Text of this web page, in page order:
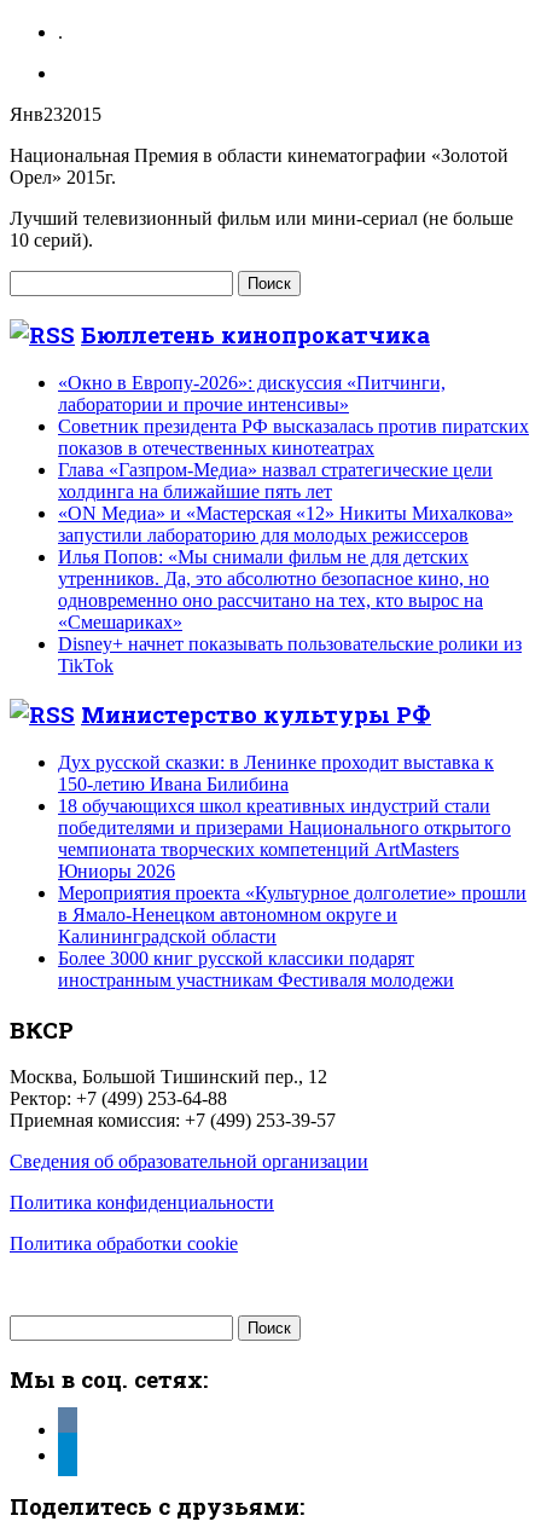
.
Янв232015
Национальная Премия в области кинематографии «Золотой
Орел» 2015г.
Лучший телевизионный фильм или мини-сериал (не больше
10 серий).
Бюллетень кинопрокатчика
«Окно в Европу-2026»: дискуссия «Питчинги,
лаборатории и прочие интенсивы»
Советник президента РФ высказалась против пиратских
показов в отечественных кинотеатрах
Глава «Газпром-Медиа» назвал стратегические цели
холдинга на ближайшие пять лет
«ON Медиа» и «Мастерская «12» Никиты Михалкова»
запустили лабораторию для молодых режиссеров
Илья Попов: «Мы снимали фильм не для детских
утренников. Да, это абсолютно безопасное кино, но
одновременно оно рассчитано на тех, кто вырос на
«Смешариках»
Disney+ начнет показывать пользовательские ролики из
TikTok
Министерство культуры РФ
Дух русской сказки: в Ленинке проходит выставка к
150-летию Ивана Билибина
18 обучающихся школ креативных индустрий стали
победителями и призерами Национального открытого
чемпионата творческих компетенций ArtMasters
Юниоры 2026
Мероприятия проекта «Культурное долголетие» прошли
в Ямало-Ненецком автономном округе и
Калининградской области
Более 3000 книг русской классики подарят
иностранным участникам Фестиваля молодежи
ВКСР
Москва, Большой Тишинский пер., 12
Ректор: +7 (499) 253-64-88
Приемная комиссия: +7 (499) 253-39-57
Сведения об образовательной организации
Политика конфиденциальности
Политика обработки cookie
Мы в соц. сетях:
Поделитесь с друзьями: